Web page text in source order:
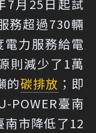
7月25日起試
務超過730輛
力服務給電
則減少了1萬
的碳排放 ；即
POWER臺南
南市降低了12